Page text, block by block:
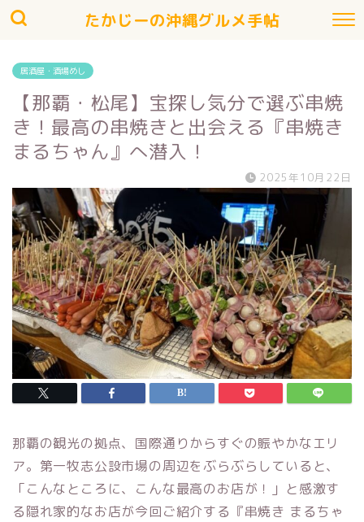
たかじーの沖縄グルメ手帖
居酒屋・酒場めし
【那覇・松尾】宝探し気分で選ぶ串焼
き！最高の串焼きと出会える『串焼き
まるちゃん』へ潜入！
2025年10月22日
那覇の観光の拠点、国際通りからすぐの賑やかなエリ
ア。第一牧志公設市場の周辺をぶらぶらしていると、
「こんなところに、こんな最高のお店が！」と感激す
る隠れ家的なお店が今回ご紹介する『串焼き まるちゃ